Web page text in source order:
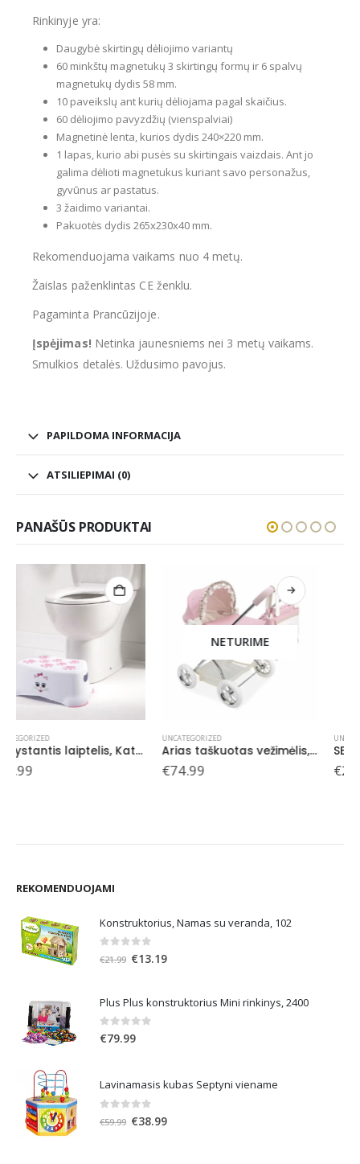
Rinkinyje yra:
Daugybė skirtingų dėliojimo variantų
60 minkštų magnetukų 3 skirtingų formų ir 6 spalvų
magnetukų dydis 58 mm.
10 paveikslų ant kurių dėliojama pagal skaičius.
60 dėliojimo pavyzdžių (vienspalviai)
Magnetinė lenta, kurios dydis 240×220 mm.
1 lapas, kurio abi pusės su skirtingais vaizdais. Ant jo
galima dėlioti magnetukus kuriant savo personažus,
gyvūnus ar pastatus.
3 žaidimo variantai.
Pakuotės dydis 265x230x40 mm.
Rekomenduojama vaikams nuo 4 metų.
Žaislas paženklintas CE ženklu.
Pagaminta Prancūzijoje.
Įspėjimas! Netinka jaunesniems nei 3 metų vaikams.
Smulkios detalės. Uždusimo pavojus.
PAPILDOMA INFORMACIJA
ATSILIEPIMAI (0)
PANAŠŪS PRODUKTAI
NETURIME
UNCATEGORIZED
Arias taškuotas vežimėlis, 55 cm
€74.99
UNCATEGORIZED
SEPP magnetinis žaidimas, 8 spalvos, 6+
€21.99
REKOMENDUOJAMI
Konstruktorius, Namas su veranda, 102
out of 5
€21.99 Original
€21.99.
€13.19Current
€13.19.
Plus Plus konstruktorius Mini rinkinys, 2400
0out of 5
€79.99
Lavinamasis kubas Septyni viename
out of 5
€59.99 Original
€38.99Current